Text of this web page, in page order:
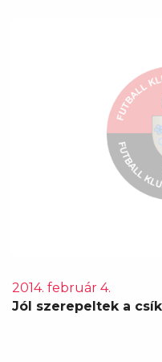
2014. február 4.
Jól szerepeltek a